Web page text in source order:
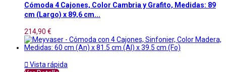
Cómoda 4 Cajones, Color Cambria y Grafito, Medidas: 89
cm (Largo) x 89,6 cm...
214,90 €
 Vista rápida